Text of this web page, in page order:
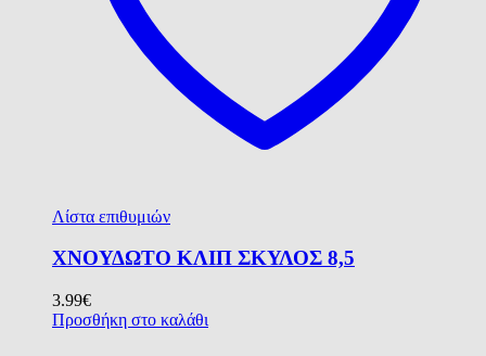
Λίστα επιθυμιών
ΧΝΟΥΔΩΤΟ ΚΛΙΠ ΣΚΥΛΟΣ 8,5
3.99€
Προσθήκη στο καλάθι